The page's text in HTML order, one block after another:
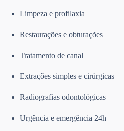
Limpeza e profilaxia
Restaurações e obturações
Tratamento de canal
Extrações simples e cirúrgicas
Radiografias odontológicas
Urgência e emergência 24h